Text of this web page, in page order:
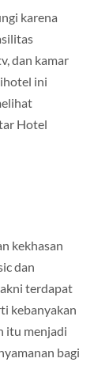
karena
dan kamar
ini
Hotel
kekhasan
dan
terdapat
kebanyakan
itu menjadi
bagi